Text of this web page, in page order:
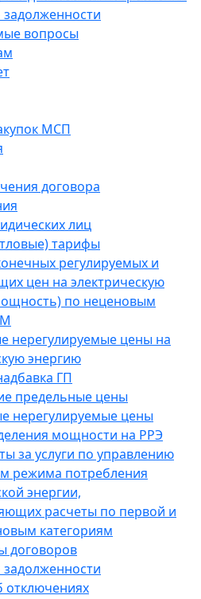
вопросы
МСП
договора
лиц
тарифы
регулируемых и
цен на электрическую
по неценовым
нерегулируемые цены на
энергию
ГП
предельные цены
нерегулируемые цены
мощности на РРЭ
за услуги по управлению
режима потребления
энергии,
расчеты по первой и
категориям
договоров
отключениях